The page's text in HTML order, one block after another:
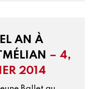
AN À
– 4,
2014